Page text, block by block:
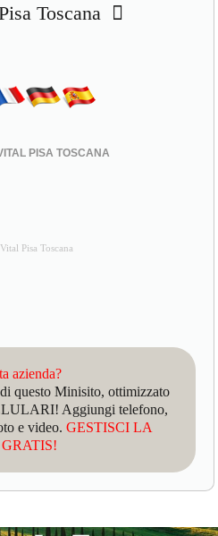
Toscana
PISA TOSCANA
Pisa Toscana
azienda?
questo Minisito, ottimizzato
Aggiungi telefono,
e video.GESTISCI LA